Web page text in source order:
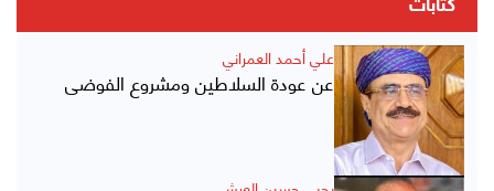
كتابات
علي أحمد العمراني
عن عودة السلاطين ومشروع الفوضى